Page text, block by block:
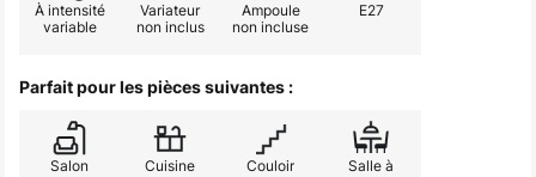
À intensité
variable
Variateur
non inclus
Ampoule
non incluse
E27
Parfait pour les pièces suivantes :
Salon Cuisine Couloir
Salle à